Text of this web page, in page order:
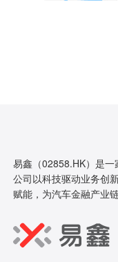
易鑫（02858.HK）是
公司以科技驱动业务创
赋能，为汽车金融产业